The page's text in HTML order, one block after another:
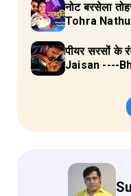
नोट बरसेला
Tohra
पीयर सरसों के रंग जैइसन
Jaisan ----